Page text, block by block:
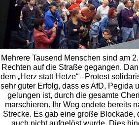
Mehrere Tausend Menschen sind am
Rechten auf die Straße gegangen.
dem „Herz statt Hetze“ –Protest
sehr guter Erfolg, dass es AfD, Pegida
gelungen ist, durch die gesamte
marschieren. Ihr Weg endete bereits
Strecke. Es gab eine große Blockade,
auch nicht aufgelöst wurde. Dies